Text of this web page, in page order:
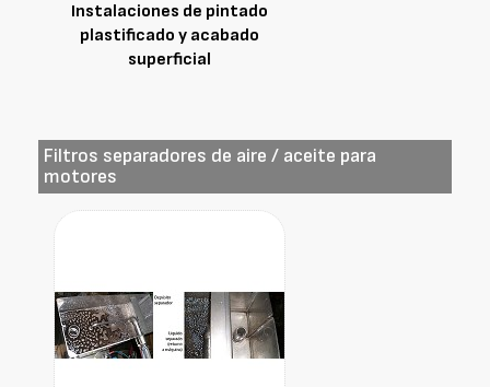
Instalaciones de pintado
plastificado y acabado
superficial
Filtros separadores de aire / aceite para
motores